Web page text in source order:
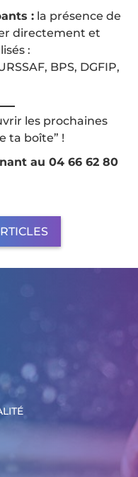
: la présence de
directement et
:
BPS, DGFIP,
les prochaines
ta boîte” !
au 04 66 62 80